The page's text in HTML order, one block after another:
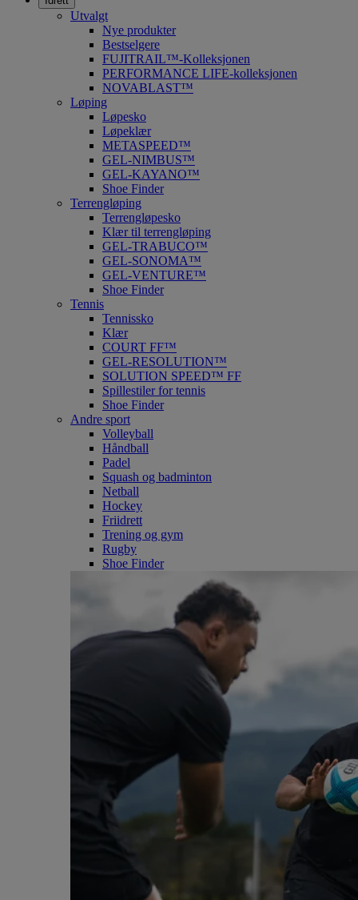
Utvalgt
Nye produkter
Bestselgere
FUJITRAIL™-Kolleksjonen
PERFORMANCE LIFE-kolleksjonen
NOVABLAST™
Løping
Løpesko
Løpeklær
METASPEED™
GEL-NIMBUS™
GEL-KAYANO™
Shoe Finder
Terrengløping
Terrengløpesko
Klær til terrengløping
GEL-TRABUCO™
GEL-SONOMA™
GEL-VENTURE™
Shoe Finder
Tennis
Tennissko
Klær
COURT FF™
GEL-RESOLUTION™
SOLUTION SPEED™ FF
Spillestiler for tennis
Shoe Finder
Andre sport
Volleyball
Håndball
Padel
Squash og badminton
Netball
Hockey
Friidrett
Trening og gym
Rugby
Shoe Finder